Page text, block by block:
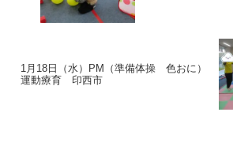
1月18日（水）PM（準備体操 色おに）
運動療育 印西市